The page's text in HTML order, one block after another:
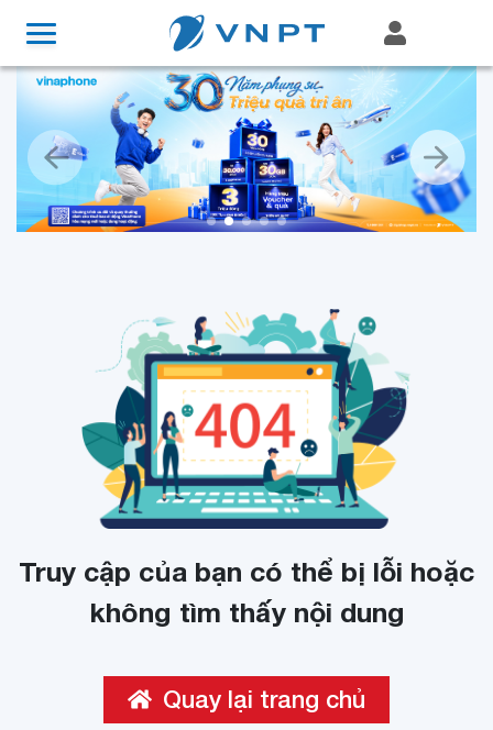
Truy cập của bạn có thể bị lỗi hoặc
không tìm thấy nội dung
Quay lại trang chủ